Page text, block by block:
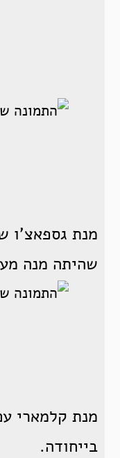
מנת גספאצ'ו
שהיתה מנה
מנת קלמארי
בייחודה.